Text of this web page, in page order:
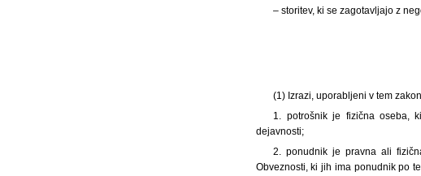
– storitev, ki se zagotavljajo z
(1) Izrazi, uporabljeni v tem
1. potrošnik je fizična oseba,
dejavnosti;
2. ponudnik je pravna ali
Obveznosti, ki jih ima ponudnik po